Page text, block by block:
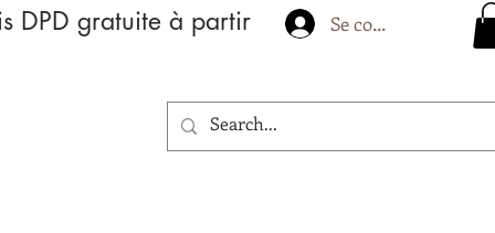
DPD gratuite à partir
Se connecter